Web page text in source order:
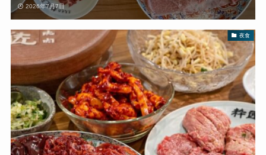
2026年7月7日
夜食